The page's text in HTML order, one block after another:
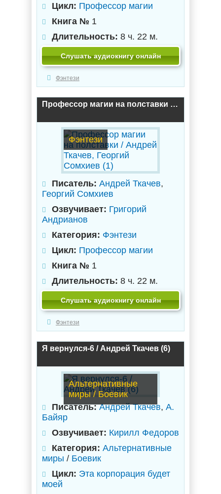
Цикл: Профессор магии
Книга № 1
Длительность: 8 ч. 22 м.
Слушать аудиокнигу онлайн
Фэнтези
Профессор магии на полставки / Андрей Ткачев, Георгий Сомхиев (1)
Фэнтези
Писатель: Андрей Ткачев,
Георгий Сомхиев
Озвучивает: Григорий
Андрианов
Категория: Фэнтези
Цикл: Профессор магии
Книга № 1
Длительность: 8 ч. 22 м.
Слушать аудиокнигу онлайн
Фэнтези
Я вернулся-6 / Андрей Ткачев (6)
Альтернативные
миры / Боевик
Писатель: Андрей Ткачев, А.
Байяр
Озвучивает: Кирилл Федоров
Категория: Альтернативные
миры / Боевик
Цикл: Эта корпорация будет
моей